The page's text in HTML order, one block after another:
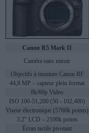
Canon R5 Mark II
Caméra sans miroir
Objectifs à monture Canon RF
44,8 MP – capteur plein format
8k/60p Video
ISO 100-51,200 (50 - 102,400)
Viseur électronique (5760k points)
3.2" LCD – 2100k points
Écran tactile pivotant